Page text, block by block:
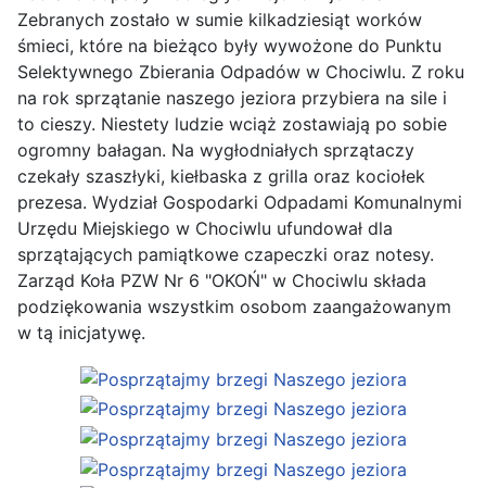
Zebranych zostało w sumie kilkadziesiąt worków
śmieci, które na bieżąco były wywożone do Punktu
Selektywnego Zbierania Odpadów w Chociwlu. Z roku
na rok sprzątanie naszego jeziora przybiera na sile i
to cieszy. Niestety ludzie wciąż zostawiają po sobie
ogromny bałagan. Na wygłodniałych sprzątaczy
czekały szaszłyki, kiełbaska z grilla oraz kociołek
prezesa. Wydział Gospodarki Odpadami Komunalnymi
Urzędu Miejskiego w Chociwlu ufundował dla
sprzątających pamiątkowe czapeczki oraz notesy.
Zarząd Koła PZW Nr 6 "OKOŃ" w Chociwlu składa
podziękowania wszystkim osobom zaangażowanym
w tą inicjatywę.